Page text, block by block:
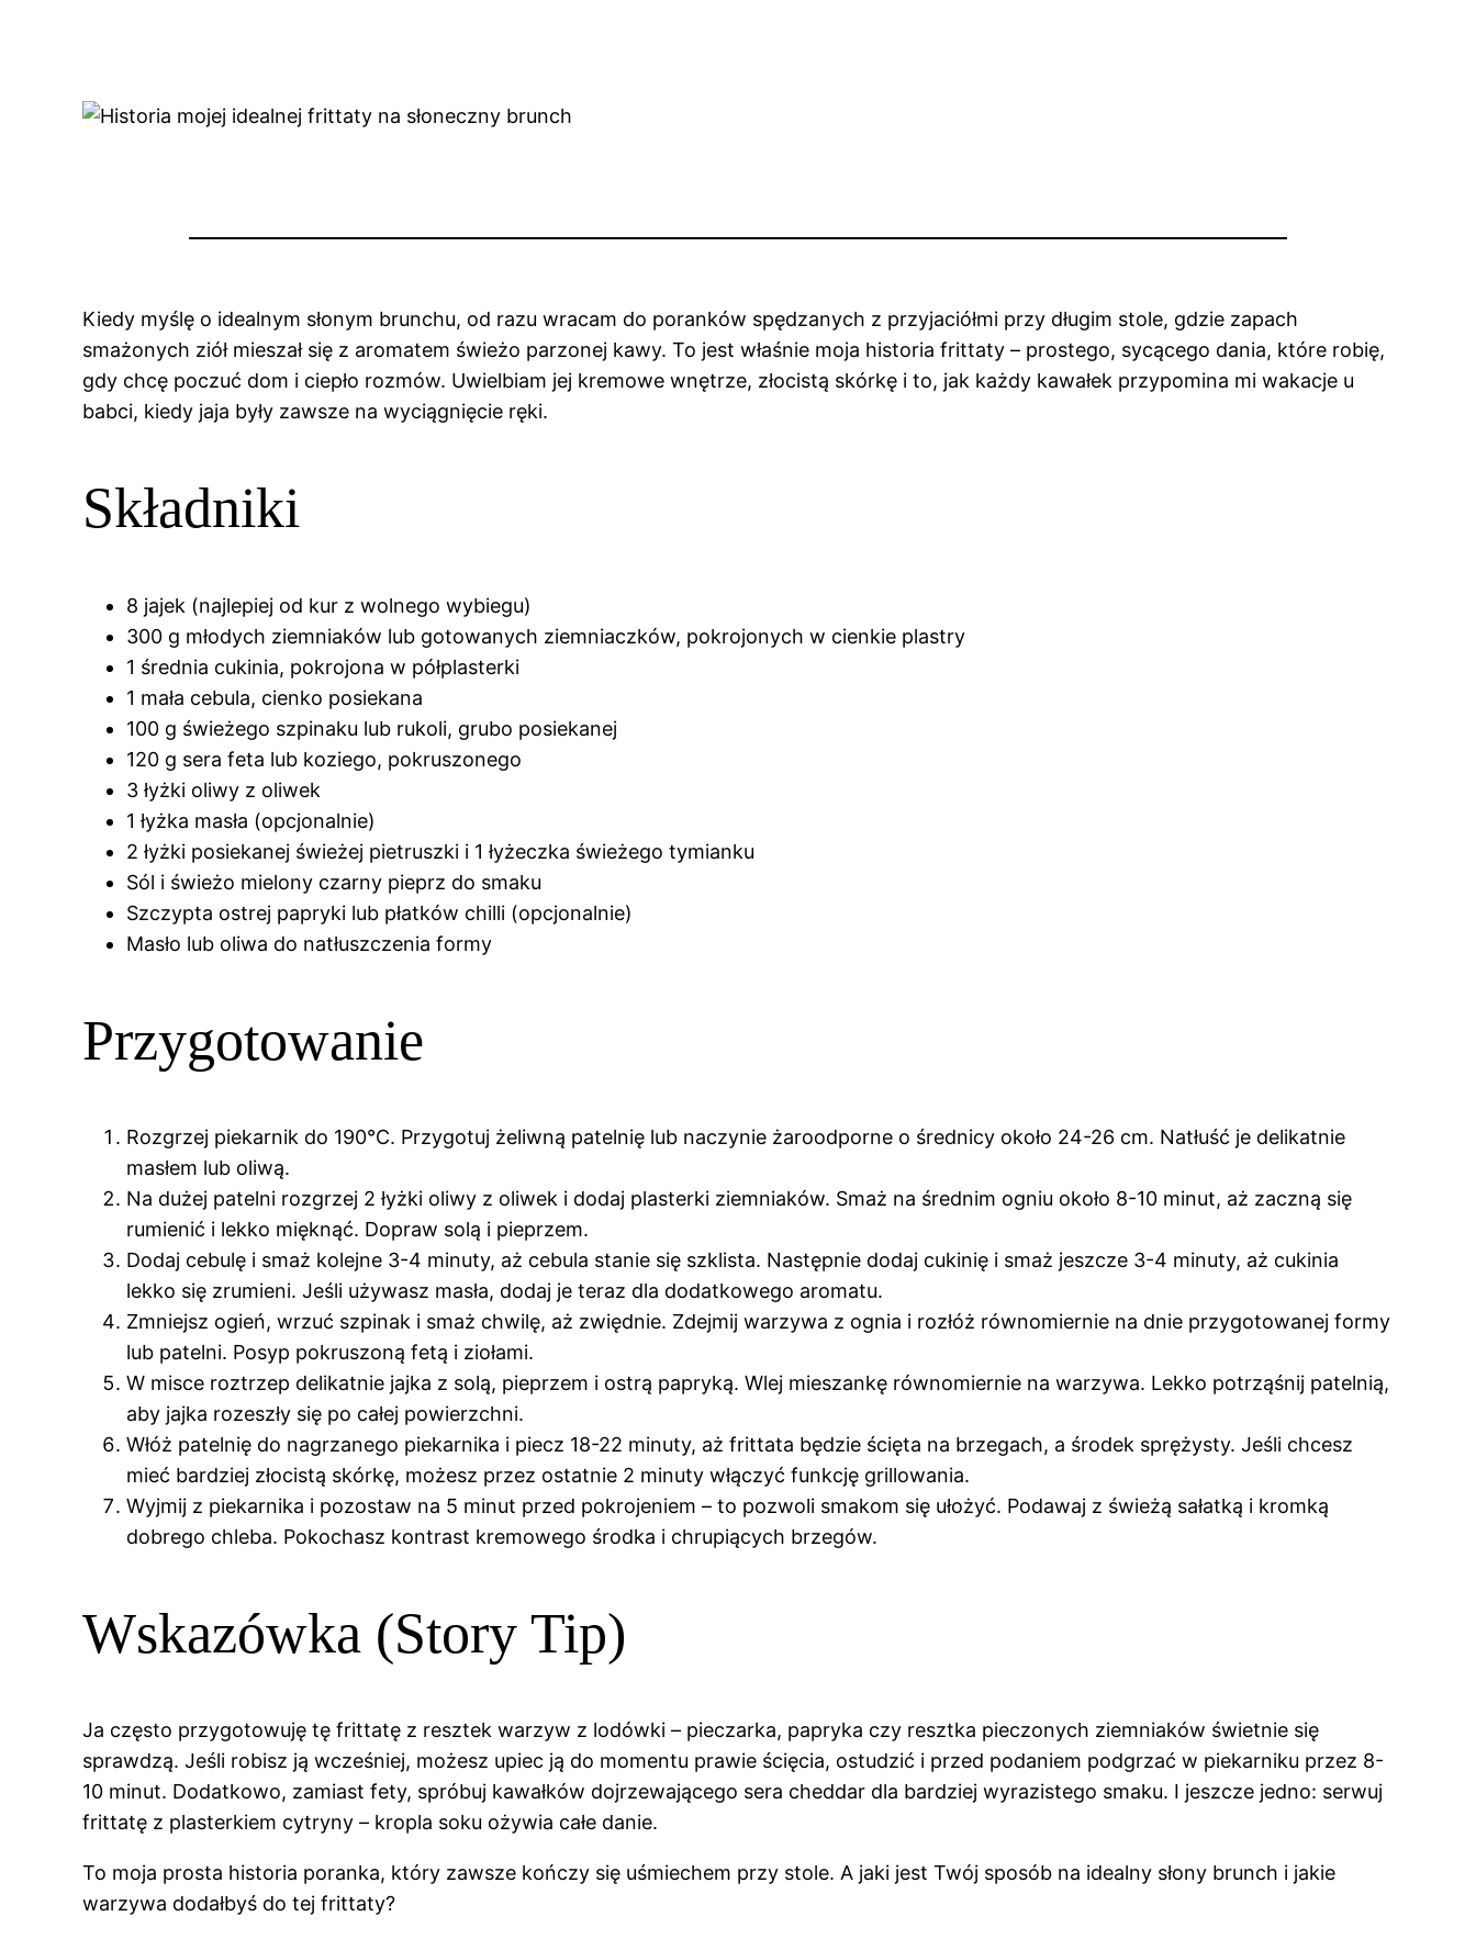
Kiedy myślę o idealnym słonym brunchu, od razu wracam do poranków spędzanych z przyjaciółmi przy długim stole, gdzie zapach
smażonych ziół mieszał się z aromatem świeżo parzonej kawy. To jest właśnie moja historia frittaty – prostego, sycącego dania, które robię,
gdy chcę poczuć dom i ciepło rozmów. Uwielbiam jej kremowe wnętrze, złocistą skórkę i to, jak każdy kawałek przypomina mi wakacje u
babci, kiedy jaja były zawsze na wyciągnięcie ręki.
Składniki
8 jajek (najlepiej od kur z wolnego wybiegu)
300 g młodych ziemniaków lub gotowanych ziemniaczków, pokrojonych w cienkie plastry
1 średnia cukinia, pokrojona w półplasterki
1 mała cebula, cienko posiekana
100 g świeżego szpinaku lub rukoli, grubo posiekanej
120 g sera feta lub koziego, pokruszonego
3 łyżki oliwy z oliwek
1 łyżka masła (opcjonalnie)
2 łyżki posiekanej świeżej pietruszki i 1 łyżeczka świeżego tymianku
Sól i świeżo mielony czarny pieprz do smaku
Szczypta ostrej papryki lub płatków chilli (opcjonalnie)
Masło lub oliwa do natłuszczenia formy
Przygotowanie
Rozgrzej piekarnik do 190°C. Przygotuj żeliwną patelnię lub naczynie żaroodporne o średnicy około 24-26 cm. Natłuść je delikatnie
masłem lub oliwą.
Na dużej patelni rozgrzej 2 łyżki oliwy z oliwek i dodaj plasterki ziemniaków. Smaż na średnim ogniu około 8-10 minut, aż zaczną się
rumienić i lekko mięknąć. Dopraw solą i pieprzem.
Dodaj cebulę i smaż kolejne 3-4 minuty, aż cebula stanie się szklista. Następnie dodaj cukinię i smaż jeszcze 3-4 minuty, aż cukinia
lekko się zrumieni. Jeśli używasz masła, dodaj je teraz dla dodatkowego aromatu.
Zmniejsz ogień, wrzuć szpinak i smaż chwilę, aż zwiędnie. Zdejmij warzywa z ognia i rozłóż równomiernie na dnie przygotowanej formy
lub patelni. Posyp pokruszoną fetą i ziołami.
W misce roztrzep delikatnie jajka z solą, pieprzem i ostrą papryką. Wlej mieszankę równomiernie na warzywa. Lekko potrząśnij patelnią,
aby jajka rozeszły się po całej powierzchni.
Włóż patelnię do nagrzanego piekarnika i piecz 18-22 minuty, aż frittata będzie ścięta na brzegach, a środek sprężysty. Jeśli chcesz
mieć bardziej złocistą skórkę, możesz przez ostatnie 2 minuty włączyć funkcję grillowania.
Wyjmij z piekarnika i pozostaw na 5 minut przed pokrojeniem – to pozwoli smakom się ułożyć. Podawaj z świeżą sałatką i kromką
dobrego chleba. Pokochasz kontrast kremowego środka i chrupiących brzegów.
Wskazówka (Story Tip)
Ja często przygotowuję tę frittatę z resztek warzyw z lodówki – pieczarka, papryka czy resztka pieczonych ziemniaków świetnie się
sprawdzą. Jeśli robisz ją wcześniej, możesz upiec ją do momentu prawie ścięcia, ostudzić i przed podaniem podgrzać w piekarniku przez 8-
10 minut. Dodatkowo, zamiast fety, spróbuj kawałków dojrzewającego sera cheddar dla bardziej wyrazistego smaku. I jeszcze jedno: serwuj
frittatę z plasterkiem cytryny – kropla soku ożywia całe danie.
To moja prosta historia poranka, który zawsze kończy się uśmiechem przy stole. A jaki jest Twój sposób na idealny słony brunch i jakie
warzywa dodałbyś do tej frittaty?